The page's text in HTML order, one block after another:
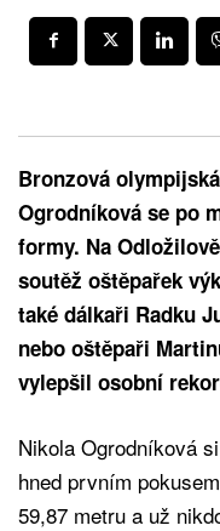
Bronzová
Ogrodníková se po
formy. Na
soutěž oštěpařek
také dálkaři Radku
nebo oštěpaři
vylepšil osobní
Nikola Ogrodníková
hned prvním
59,87 metru a už